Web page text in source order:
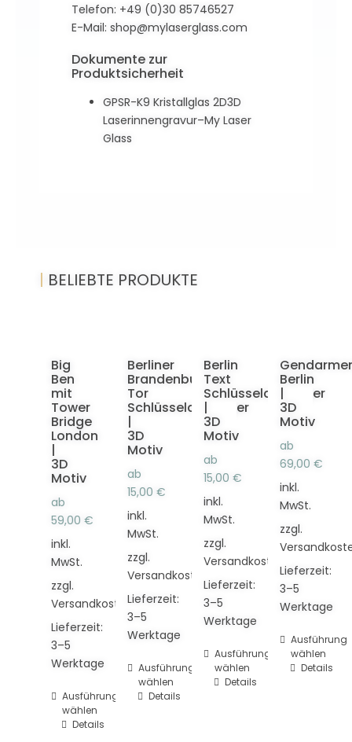
Telefon: +49 (0)30 85746527
E-Mail: shop@mylaserglass.com
Dokumente zur
Produktsicherheit
GPSR-K9 Kristallglas 2D3D
Laserinnengravur–My Laser
Glass
| BELIEBTE PRODUKTE
Big
Ben
mit
Tower
Bridge
London
|
3D
Motiv
ab
59,00 €
inkl.
MwSt.
zzgl.
Versandkosten
Lieferzeit:
3–5
Werktage
Ausführung
wählen
Dieses
Produkt
weist
Details
Berliner
Brandenburger
Tor
Schlüsselanhänger
|
3D
Motiv
ab
15,00 €
inkl.
MwSt.
zzgl.
Versandkosten
Lieferzeit:
3–5
Werktage
Ausführung
wählen
Dieses
Produkt
weist
Details
Berlin
Text
Schlüsselanhänger
|
3D
Motiv
ab
15,00 €
inkl.
MwSt.
zzgl.
Versandkosten
Lieferzeit:
3–5
Werktage
Ausführung
wählen
Dieses
Produkt
weist
Details
Berlin
|
3D
Motiv
ab
69,00 €
inkl.
MwSt.
zzgl.
Lieferzeit:
3–5
Werktage
Ausführung
wählen
Dieses
Produkt
weist
Details